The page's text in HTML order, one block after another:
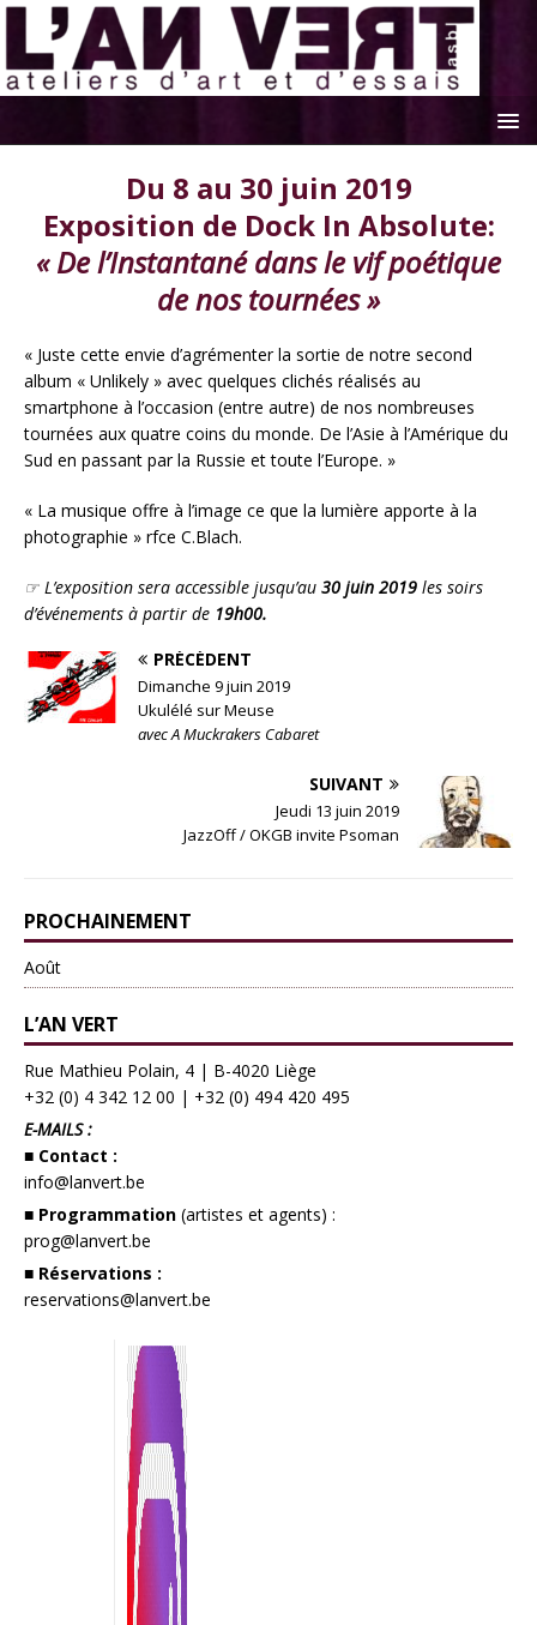
Du 8 au 30 juin 2019
Exposition de Dock In Absolute:
« De l’Instantané dans le vif poétique
de nos tournées »
« Juste cette envie d’agrémenter la sortie de notre second
album « Unlikely » avec quelques clichés réalisés au
smartphone à l’occasion (entre autre) de nos nombreuses
tournées aux quatre coins du monde. De l’Asie à l’Amérique du
Sud en passant par la Russie et toute l’Europe. »
« La musique offre à l’image ce que la lumière apporte à la
photographie » rfce C.Blach.
☞ L’exposition sera accessible jusqu’au 30 juin 2019 les soirs
d’événements à partir de 19h00.
PRÉCÉDENT
Dimanche 9 juin 2019
Ukulélé sur Meuse
avec A Muckrakers Cabaret
SUIVANT
Jeudi 13 juin 2019
JazzOff / OKGB invite Psoman
PROCHAINEMENT
Août
L’AN VERT
Rue Mathieu Polain, 4 | B-4020 Liège
+32 (0) 4 342 12 00 | +32 (0) 494 420 495
E-MAILS :
■ Contact :
info@lanvert.be
■ Programmation (artistes et agents) :
prog@lanvert.be
■ Réservations :
reservations@lanvert.be